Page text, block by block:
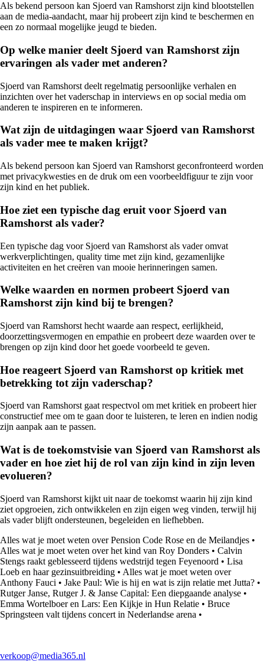
Als bekend persoon kan Sjoerd van Ramshorst zijn kind blootstellen
aan de media-aandacht, maar hij probeert zijn kind te beschermen en
een zo normaal mogelijke jeugd te bieden.
Op welke manier deelt Sjoerd van Ramshorst zijn
ervaringen als vader met anderen?
Sjoerd van Ramshorst deelt regelmatig persoonlijke verhalen en
inzichten over het vaderschap in interviews en op social media om
anderen te inspireren en te informeren.
Wat zijn de uitdagingen waar Sjoerd van Ramshorst
als vader mee te maken krijgt?
Als bekend persoon kan Sjoerd van Ramshorst geconfronteerd worden
met privacykwesties en de druk om een voorbeeldfiguur te zijn voor
zijn kind en het publiek.
Hoe ziet een typische dag eruit voor Sjoerd van
Ramshorst als vader?
Een typische dag voor Sjoerd van Ramshorst als vader omvat
werkverplichtingen, quality time met zijn kind, gezamenlijke
activiteiten en het creëren van mooie herinneringen samen.
Welke waarden en normen probeert Sjoerd van
Ramshorst zijn kind bij te brengen?
Sjoerd van Ramshorst hecht waarde aan respect, eerlijkheid,
doorzettingsvermogen en empathie en probeert deze waarden over te
brengen op zijn kind door het goede voorbeeld te geven.
Hoe reageert Sjoerd van Ramshorst op kritiek met
betrekking tot zijn vaderschap?
Sjoerd van Ramshorst gaat respectvol om met kritiek en probeert hier
constructief mee om te gaan door te luisteren, te leren en indien nodig
zijn aanpak aan te passen.
Wat is de toekomstvisie van Sjoerd van Ramshorst als
vader en hoe ziet hij de rol van zijn kind in zijn leven
evolueren?
Sjoerd van Ramshorst kijkt uit naar de toekomst waarin hij zijn kind
ziet opgroeien, zich ontwikkelen en zijn eigen weg vinden, terwijl hij
als vader blijft ondersteunen, begeleiden en liefhebben.
Alles wat je moet weten over Pension Code Rose en de Meilandjes •
Alles wat je moet weten over het kind van Roy Donders • Calvin
Stengs raakt geblesseerd tijdens wedstrijd tegen Feyenoord • Lisa
Loeb en haar gezinsuitbreiding • Alles wat je moet weten over
Anthony Fauci • Jake Paul: Wie is hij en wat is zijn relatie met Jutta? •
Rutger Janse, Rutger J. & Janse Capital: Een diepgaande analyse •
Emma Wortelboer en Lars: Een Kijkje in Hun Relatie • Bruce
Springsteen valt tijdens concert in Nederlandse arena •
verkoop@media365.nl